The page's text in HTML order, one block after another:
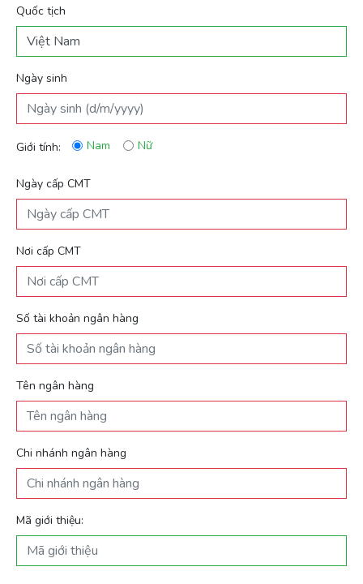
Quốc tịch
Ngày sinh
Giới tính: Nam Nữ
Ngày cấp CMT
Nơi cấp CMT
Số tài khoản ngân hàng
Tên ngân hàng
Chi nhánh ngân hàng
Mã giới thiệu: